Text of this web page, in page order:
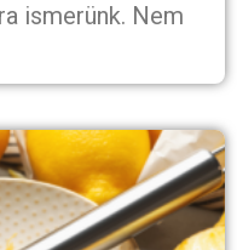
ismerünk. Nem